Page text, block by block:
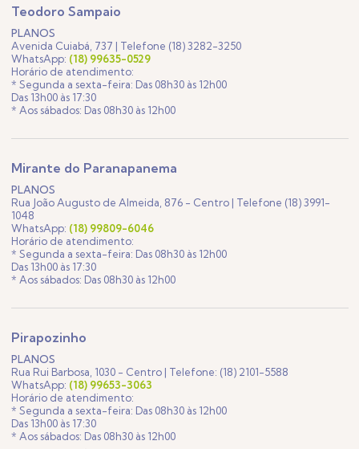
Teodoro Sampaio
PLANOS
Avenida Cuiabá, 737 | Telefone (18) 3282-3250
WhatsApp: (18) 99635-0529
Horário de atendimento:
* Segunda a sexta-feira: Das 08h30 às 12h00
Das 13h00 às 17:30
* Aos sábados: Das 08h30 às 12h00
Mirante do Paranapanema
PLANOS
Rua João Augusto de Almeida, 876 - Centro | Telefone (18) 3991-
1048
WhatsApp: (18) 99809-6046
Horário de atendimento:
* Segunda a sexta-feira: Das 08h30 às 12h00
Das 13h00 às 17:30
* Aos sábados: Das 08h30 às 12h00
Pirapozinho
PLANOS
Rua Rui Barbosa, 1030 - Centro | Telefone: (18) 2101-5588
WhatsApp: (18) 99653-3063
Horário de atendimento:
* Segunda a sexta-feira: Das 08h30 às 12h00
Das 13h00 às 17:30
* Aos sábados: Das 08h30 às 12h00